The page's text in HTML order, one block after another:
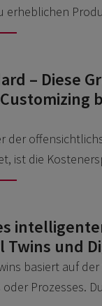
erheblichen
– Diese
der
ist die
Twins und
basiert auf
Prozesses.